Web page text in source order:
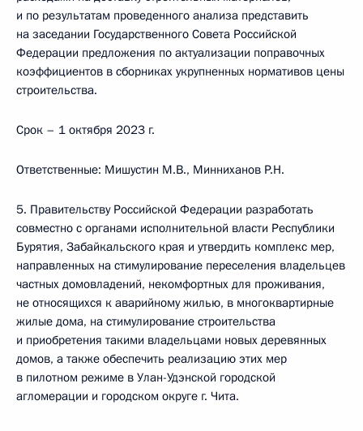
и по результатам проведенного анализа представить
на заседании Государственного Совета Российской
Федерации предложения по актуализации поправочных
коэффициентов в сборниках укрупненных нормативов цены
строительства.
Срок – 1 октября 2023 г.
Ответственные: Мишустин М.В., Минниханов Р.Н.
5. Правительству Российской Федерации разработать
совместно с органами исполнительной власти Республики
Бурятия, Забайкальского края и утвердить комплекс мер,
направленных на стимулирование переселения владельцев
частных домовладений, некомфортных для проживания,
не относящихся к аварийному жилью, в многоквартирные
жилые дома, на стимулирование строительства
и приобретения такими владельцами новых деревянных
домов, а также обеспечить реализацию этих мер
в пилотном режиме в Улан-Удэнской городской
агломерации и городском округе г. Чита.